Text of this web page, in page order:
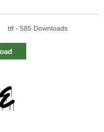
ttf - 585 Downloads